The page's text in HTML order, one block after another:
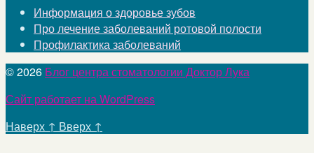
Информация о здоровье зубов
Про лечение заболеваний ротовой полости
Профилактика заболеваний
© 2026 Блог центра стоматологии Доктор Лука
Сайт работает на WordPress
Наверх ↑ Вверх ↑